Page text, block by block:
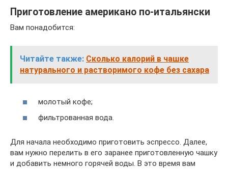
Приготовление американо по-итальянски
Вам понадобится:
Читайте также: Сколько калорий в чашке
натурального и растворимого кофе без сахара
молотый кофе;
фильтрованная вода.
Для начала необходимо приготовить эспрессо. Далее,
вам нужно перелить в его заранее приготовленную чашку
и добавить немного горячей воды. В это время вам